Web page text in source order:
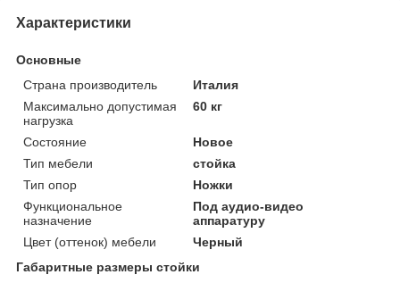
Характеристики
Основные
Страна производитель
Италия
Максимально допустимая
нагрузка
60 кг
Состояние
Новое
Тип мебели
стойка
Тип опор
Ножки
Функциональное
назначение
Под аудио-видео
аппаратуру
Цвет (оттенок) мебели
Черный
Габаритные размеры стойки